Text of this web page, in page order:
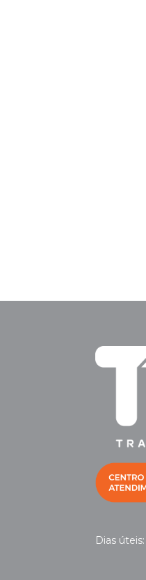
Dias